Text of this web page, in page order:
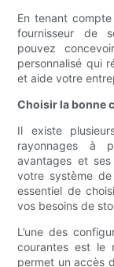
En tenant
fournisseur de
pouvez
personnalisé qui
et aide votre
Choisir la bonne
Il existe
rayonnages à
avantages et
votre système
essentiel de
vos besoins de
L’une des
courantes est le
permet un accès